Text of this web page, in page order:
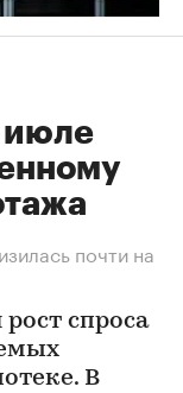
июле
почти на
спроса
В